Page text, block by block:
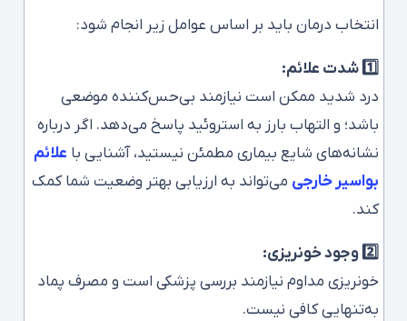
انتخاب درمان باید بر اساس عوامل زیر انجام شود:
1️⃣ شدت علائم:
درد شدید ممکن است نیازمند بی‌حس‌کننده موضعی
باشد؛ و التهاب بارز به استروئید پاسخ می‌دهد. اگر درباره
نشانه‌های شایع بیماری مطمئن نیستید، آشنایی با علائم
بواسیر خارجی می‌تواند به ارزیابی بهتر وضعیت شما کمک
کند.
2️⃣ وجود خونریزی:
خونریزی مداوم نیازمند بررسی پزشکی است و مصرف پماد
به‌تنهایی کافی نیست.